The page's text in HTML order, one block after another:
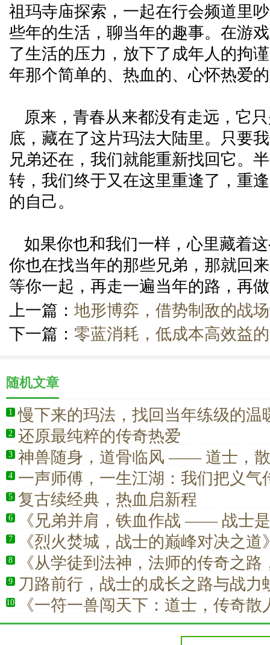
祖玛寺庙探索，一起在行会频道里
些年的生活，聊当年的趣事。在游
了生活的压力，放下了成年人的拘
年那个简单的、热血的、心怀热爱
原来，青春从来都没有走远，它
底，藏在了这片玛法大陆里。只要
兄弟还在，我们就能重新找回它。
转，我们终于又在这里重逢了，重
的自己。
如果你也和我们一样，心里藏着
你也在找当年的那些兄弟，那就回
等你一起，再走一遍当年的路，再
上一篇： 地形博弈，借势制敌的战
下一篇： 零蓝消耗，低成本高效益
随机文章
1 慢下来的玛法，找回当年练级的温
2 还原最纯粹的传奇热爱
3 神兽随身，道骨临风 —— 道士，
极浪漫
4 一声师傅，一生江湖：我们把义气
5 复古续经典，热血启新程
6
《兄弟并肩，铁血作战 —— 战士
的底气》
7 《烈火焚城，战士的巅峰对决之道
8
《从学徒到法神，法师的传奇之路
撼！》
9 刀路前行，战士的成长之路与战力
10
《一符一兽闯天下：道士，传奇散
仰》